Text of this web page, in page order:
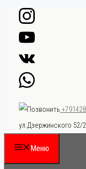
Перейти
содержимому
ул.Дзержинского 52/
Меню